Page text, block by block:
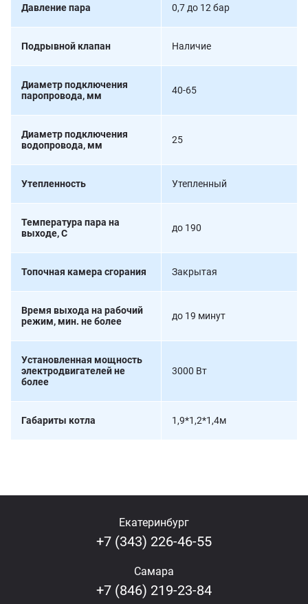
Давление пара 0,7 до 12 бар
Подрывной клапан Наличие
Диаметр подключения
паропровода, мм
40-65
Диаметр подключения
водопровода, мм
25
Утепленность Утепленный
Температура пара на
выходе, С
до 190
Топочная камера сгорания Закрытая
Время выхода на рабочий
режим, мин. не более
до 19 минут
Установленная мощность
электродвигателей не
более
3000 Вт
Габариты котла 1,9*1,2*1,4м
Екатеринбург
+7 (343) 226-46-55
Самара
+7 (846) 219-23-84